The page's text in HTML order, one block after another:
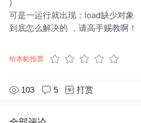
}
可是一运行就出现：load缺少对象
到底怎么解决的 ，请高手赐教啊！
给本帖投票
103 5 打赏